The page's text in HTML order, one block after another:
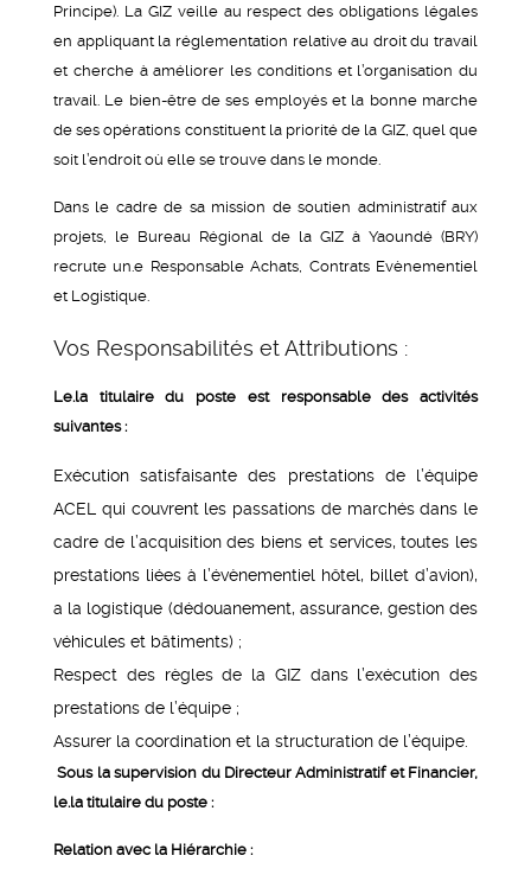
Principe). La GIZ veille au respect des obligations légales
en appliquant la réglementation relative au droit du travail
et cherche à améliorer les conditions et l’organisation du
travail. Le bien-être de ses employés et la bonne marche
de ses opérations constituent la priorité de la GIZ, quel que
soit l’endroit où elle se trouve dans le monde.
Dans le cadre de sa mission de soutien administratif aux
projets, le Bureau Régional de la GIZ à Yaoundé (BRY)
recrute un.e Responsable Achats, Contrats Evènementiel
et Logistique.
Vos Responsabilités et Attributions :
Le.la titulaire du poste est responsable des activités
suivantes :
Exécution satisfaisante des prestations de l’équipe
ACEL qui couvrent les passations de marchés dans le
cadre de l’acquisition des biens et services, toutes les
prestations liées à l’évènementiel hôtel, billet d’avion),
a la logistique (dédouanement, assurance, gestion des
véhicules et bâtiments) ;
Respect des règles de la GIZ dans l’exécution des
prestations de l’équipe ;
Assurer la coordination et la structuration de l’équipe.
Sous la supervision du Directeur Administratif et Financier,
le.la titulaire du poste :
Relation avec la Hiérarchie :